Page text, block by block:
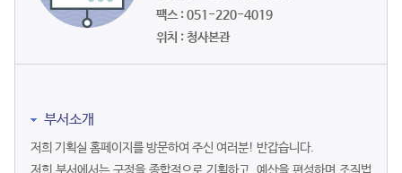
팩스 : 051-220-4019
위치 : 청사본관
부서소개
저희 기획실 홈페이지를 방문하여 주신 여러분! 반갑습니다.
저희 부서에서는 구정을 종합적으로 기획하고, 예산을 편성하며 조직법